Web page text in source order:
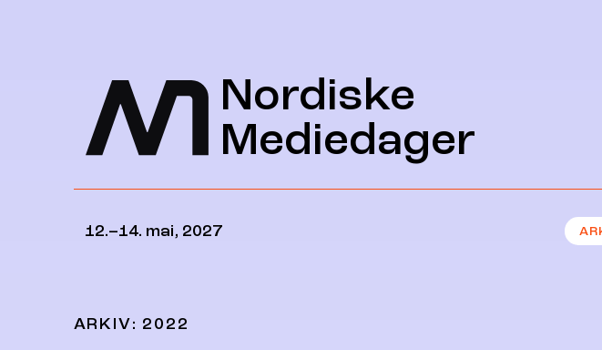
Nordiske
Mediedager
12.–14. mai, 2027
ARKIV: 2022